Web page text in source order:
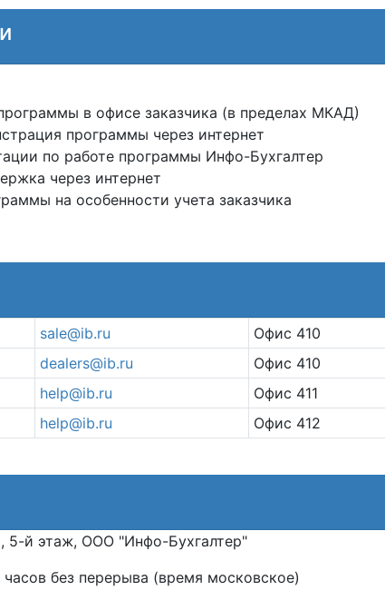
в офисе заказчика (в пределах МКАД)
программы через интернет
по работе программы Инфо-Бухгалтер
через интернет
на особенности учета заказчика
sale@ib.ru
Офис 410
dealers@ib.ru
Офис 410
help@ib.ru
Офис 411
help@ib.ru Офис 412
5-й этаж, ООО "Инфо-Бухгалтер"
без перерыва (время московское)